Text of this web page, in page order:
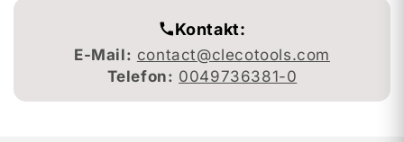
Kontakt:
E-Mail: contact@clecotools.com
Telefon: 0049736381-0